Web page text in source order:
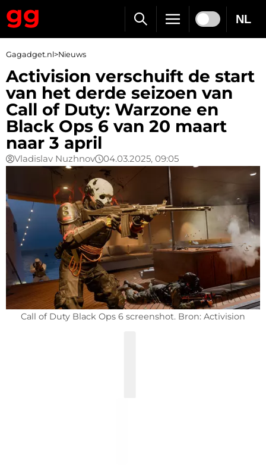
NL
Gagadget.nl>Nieuws
Activision verschuift de start
van het derde seizoen van
Call of Duty: Warzone en
Black Ops 6 van 20 maart
naar 3 april
Vladislav Nuzhnov 04.03.2025, 09:05
Call of Duty Black Ops 6 screenshot. Bron: Activision